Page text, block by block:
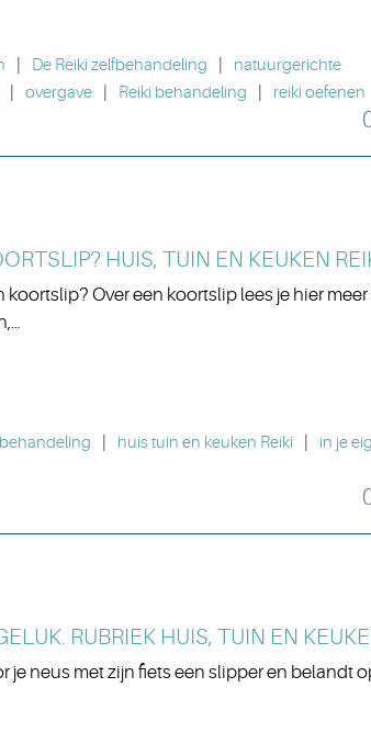
De Reiki zelfbehandeling
natuurgerichte
overgave Reiki behandeling reiki oefenen
HUIS, TUIN EN KEUKEN
koortslip? Over een koortslip lees je hier
huis tuin en keuken Reiki in je
RUBRIEK HUIS, TUIN EN
je neus met zijn fiets een slipper en belandt